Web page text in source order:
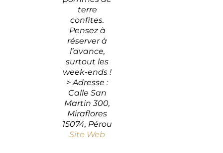
terre
confites.
Pensez à
réserver à
l’avance,
surtout les
week-ends !
> Adresse :
Calle San
Martin 300,
Miraflores
15074, Pérou
Site Web